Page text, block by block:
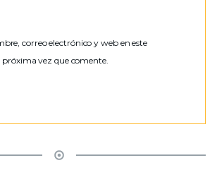
correo electrónico y web en este
vez que comente.